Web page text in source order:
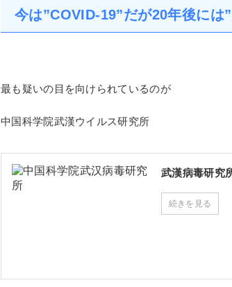
今は”COVID-19”だが20年後には
最も疑いの目を向けられているのが
中国科学院武漢ウイルス研究所
武漢病毒研究
続きを見る